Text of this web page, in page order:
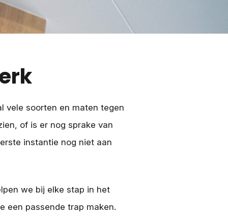
vele soorten en maten tegen
of is er nog sprake van
instantie nog niet aan
we bij elke stap in het
een passende trap maken.